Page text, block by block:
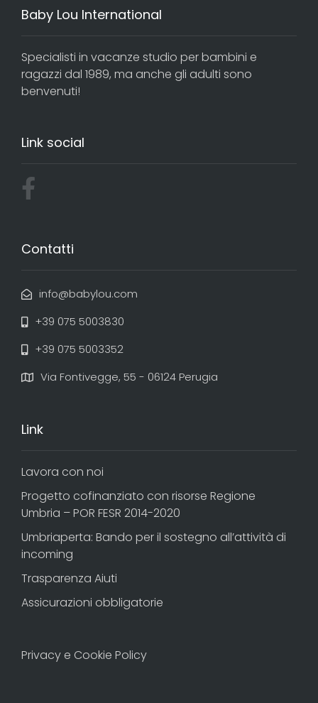
Baby Lou International
Specialisti in vacanze studio per bambini e
ragazzi dal 1989, ma anche gli adulti sono
benvenuti!
Link social
Contatti
info@babylou.com
+39 075 5003830
+39 075 5003352
Via Fontivegge, 55 - 06124 Perugia
Link
Lavora con noi
Progetto cofinanziato con risorse Regione
Umbria – POR FESR 2014-2020
Umbriaperta: Bando per il sostegno all’attività di
incoming
Trasparenza Aiuti
Assicurazioni obbligatorie
Privacy e Cookie Policy